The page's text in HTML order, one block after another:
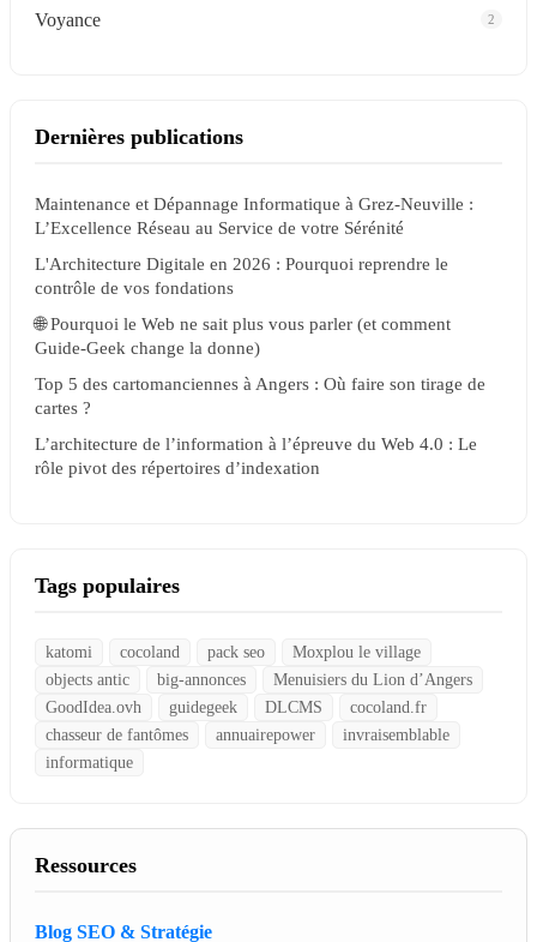
Voyance 2
Dernières publications
Maintenance et Dépannage Informatique à Grez-Neuville :
L’Excellence Réseau au Service de votre Sérénité
L'Architecture Digitale en 2026 : Pourquoi reprendre le
contrôle de vos fondations
🌐 Pourquoi le Web ne sait plus vous parler (et comment
Guide-Geek change la donne)
Top 5 des cartomanciennes à Angers : Où faire son tirage de
cartes ?
L’architecture de l’information à l’épreuve du Web 4.0 : Le
rôle pivot des répertoires d’indexation
Tags populaires
katomi cocoland pack seo
Moxplou le village
objects antic
big-annonces
Menuisiers du Lion d’Angers
GoodIdea.ovh
guidegeek DLCMS
cocoland.fr
chasseur de fantômes
annuairepower
invraisemblable
informatique
Ressources
Blog SEO & Stratégie